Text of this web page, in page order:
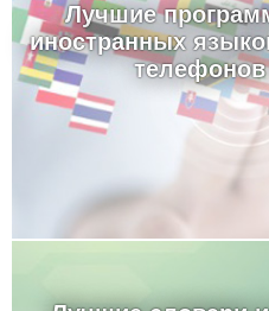
Лучшие
иностранных